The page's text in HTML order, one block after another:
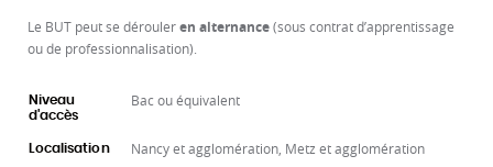
Le BUT peut se dérouleren alternance(sous contrat d’apprentissage
ou de professionnalisation).
Niveau
d'accès
Bac ou équivalent
Localisation Nancy et agglomération, Metz et agglomération